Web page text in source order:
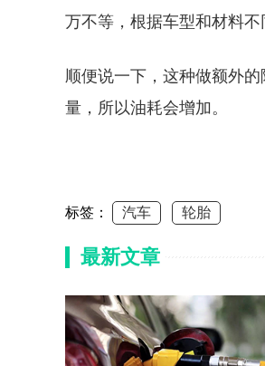
万不等，根据车型和材料不
顺便说一下，这种做额外
量，所以油耗会增加。
标签： 汽车 轮胎
最新文章